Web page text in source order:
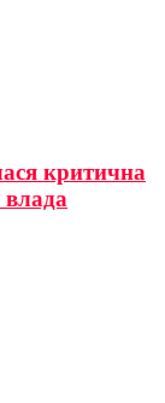
критична
влада